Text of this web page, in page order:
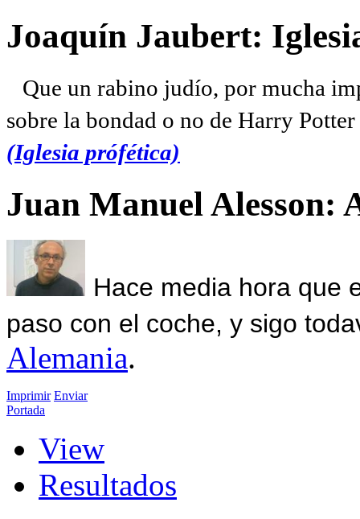
Joaquín Jaubert:
Que un rabino judío, por mucha
sobre la bondad o no de Harry
(Iglesia prófética)
Juan Manuel Alesson:
Hace media hora que
paso con el coche, y sigo
Alemania.
Imprimir Enviar
Portada
View
Resultados